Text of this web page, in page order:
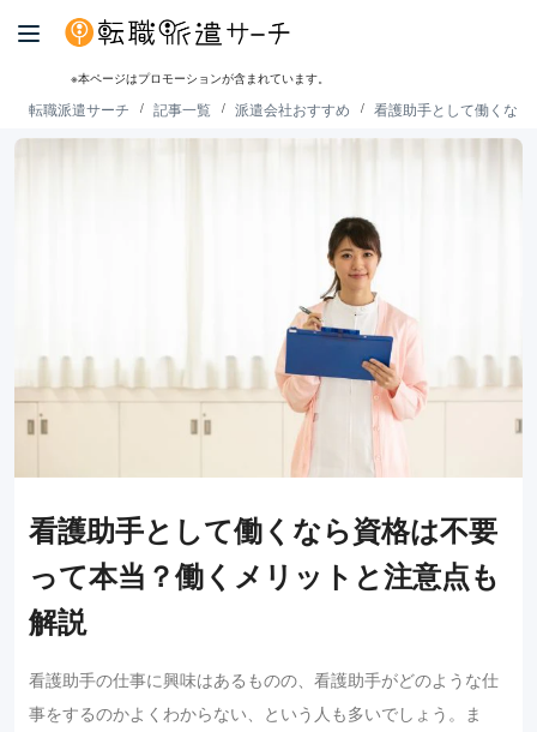
※本ページはプロモーションが含まれています。
転職派遣サーチ 記事一覧 派遣会社おすすめ 看護助手として働くな
看護助手として働くなら資格は不要
って本当？働くメリットと注意点も
解説
看護助手の仕事に興味はあるものの、看護助手がどのような仕
事をするのかよくわからない、という人も多いでしょう。ま